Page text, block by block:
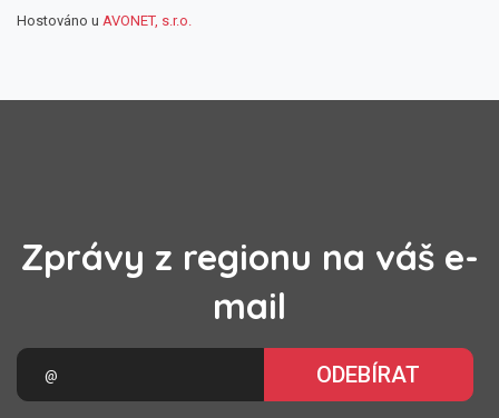
Hostováno u AVONET, s.r.o.
Zprávy z regionu na váš e-
mail
ODEBÍRAT